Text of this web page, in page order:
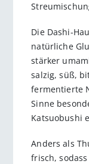
Die Dashi-
natürliche
stärker
salzig, süß,
fermentierte
Sinne
Katsuobushi
Anders als
frisch,